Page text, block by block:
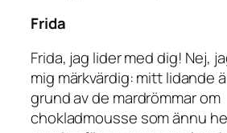
Frida
Frida, jag lider med dig! Nej,
mig märkvärdig: mitt lidande
grund av de mardrömmar om
chokladmousse som ännu